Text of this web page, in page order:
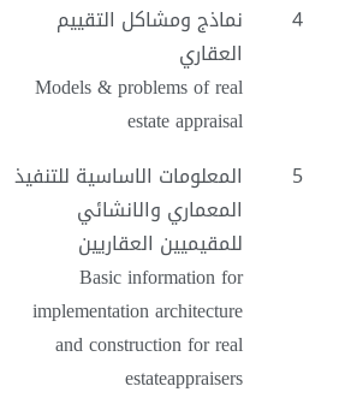
4
نماذج ومشاكل التقييم
العقاري
Models & problems of real
estate appraisal
5
المعلومات الاساسية للتنفيذ
المعماري والانشائي
للمقيميين العقاريين
Basic information for
implementation architecture
and construction for real
estateappraisers